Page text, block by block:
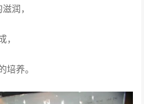
润，
培养。